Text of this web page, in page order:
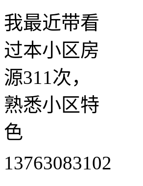
我最近带看
过本小区房
源311次，
熟悉小区特
色
13763083102